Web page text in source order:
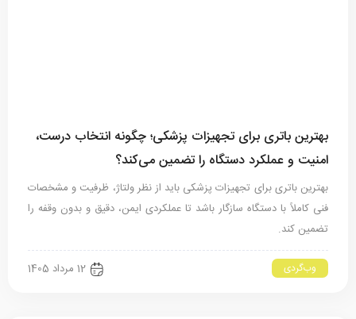
بهترین باتری برای تجهیزات پزشکی؛ چگونه انتخاب درست،
امنیت و عملکرد دستگاه را تضمین می‌کند؟
بهترین باتری برای تجهیزات پزشکی باید از نظر ولتاژ، ظرفیت و مشخصات
فنی کاملاً با دستگاه سازگار باشد تا عملکردی ایمن، دقیق و بدون وقفه را
تضمین کند.
وب‌گردی 12 مرداد 1405